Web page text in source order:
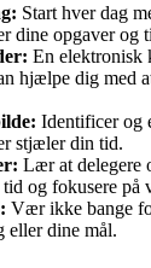
Start hver dag
dine opgaver og
En elektronisk
hjælpe dig med
Identificer og
stjæler din tid.
Lær at delegere
og fokusere på
Vær ikke bange
eller dine mål.